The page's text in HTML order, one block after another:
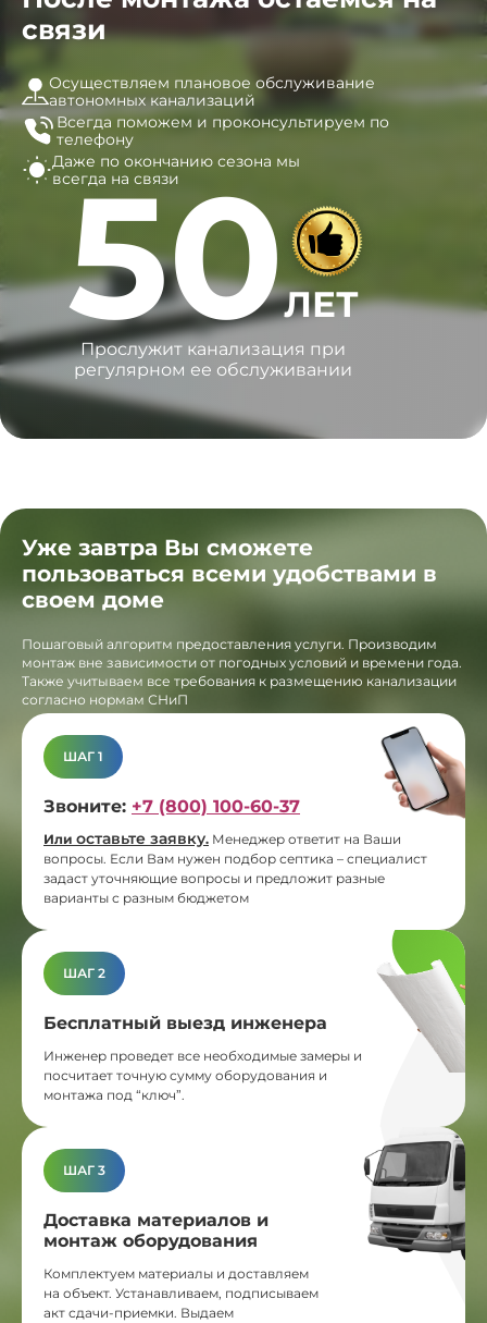
связи
Осуществляем плановое обслуживание
автономных канализаций
Всегда поможем и проконсультируем по
телефону
Даже по окончанию сезона мы
всегда на связи
50ЛЕТ
Прослужит канализация при
регулярном ее обслуживании
Уже завтра Вы сможете
пользоваться всеми удобствами в
своем доме
Пошаговый алгоритм предоставления услуги. Производим
монтаж вне зависимости от погодных условий и времени года.
Также учитываем все требования к размещению канализации
согласно нормам СНиП
ШАГ 1
Звоните: +7 (800) 100-60-37
Или оставьте заявку. Менеджер ответит на Ваши
вопросы. Если Вам нужен подбор септика – специалист
задаст уточняющие вопросы и предложит разные
варианты с разным бюджетом
ШАГ 2
Бесплатный выезд инженера
Инженер проведет все необходимые замеры и
посчитает точную сумму оборудования и
монтажа под “ключ”.
ШАГ 3
Доставка материалов и
монтаж оборудования
Комплектуем материалы и доставляем
на объект. Устанавливаем, подписываем
акт сдачи-приемки. Выдаем